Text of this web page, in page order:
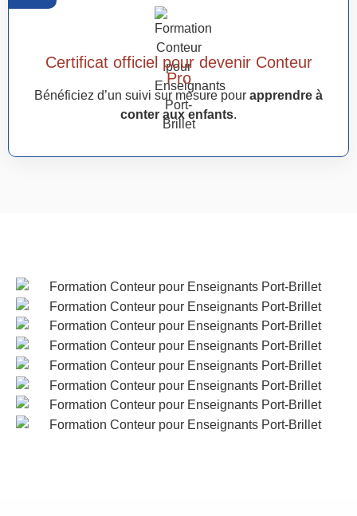
Certificat officiel pour devenir Conteur
Pro
Bénéficiez d’un suivi sur mesure pour apprendre à
conter aux enfants.